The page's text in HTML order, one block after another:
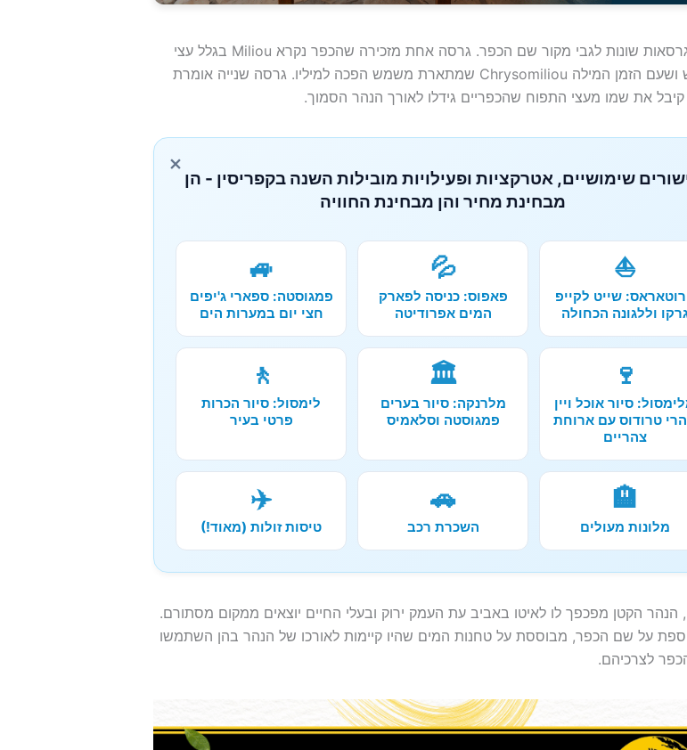
קיימות גרסאות שונות לגבי מקור שם הכפר. גרסה אחת מזכירה שהכפר נקרא Miliou בגלל עצי
המשמש ושעם הזמן המילה Chrysomiliou שמתארת משמש הפכה למיליו. גרסה שנייה אומרת
את שמו מעצי התפוח שהכפריים גידלו לאורך הנהר הסמוך.
×
שימושיים, אטרקציות ופעילויות מובילות השנה בקפריסין - הן
מבחינת מחיר והן מבחינת החוויה
⛵
שייט לקייפ
וללגונה הכחולה
💦
פאפוס: כניסה לפארק
המים אפרודיטה
🚙
פמגוסטה: ספארי ג'יפים
חצי יום במערות הים
🍷
סיור אוכל ויין
טרודוס עם ארוחת
צהריים
🏛️
מלרנקה: סיור בערים
פמגוסטה וסלאמיס
🚶
לימסול: סיור הכרות
פרטי בעיר
🏨
מלונות מעולים
🚗
השכרת רכב
✈️
טיסות זולות (מאוד!)
הנהר הקטן מפכפך לו לאיטו באביב עת העמק ירוק ובעלי החיים יוצאים ממקום מסתורם.
על שם הכפר, מבוססת על טחנות המים שהיו קיימות לאורכו של הנהר בהן השתמשו
לצרכיהם.